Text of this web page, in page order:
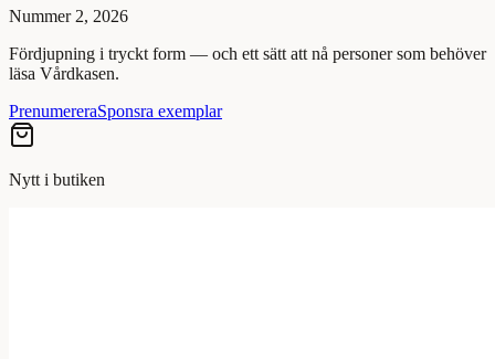
Nummer 2, 2026
Fördjupning i tryckt form — och ett sätt att nå personer som behöver
läsa Vårdkasen.
PrenumereraSponsra exemplar
Nytt i butiken